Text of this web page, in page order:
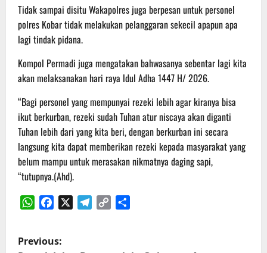
Tidak sampai disitu Wakapolres juga berpesan untuk personel
polres Kobar tidak melakukan pelanggaran sekecil apapun apa
lagi tindak pidana.
Kompol Permadi juga mengatakan bahwasanya sebentar lagi kita
akan melaksanakan hari raya ldul Adha 1447 H/ 2026.
“Bagi personel yang mempunyai rezeki lebih agar kiranya bisa
ikut berkurban, rezeki sudah Tuhan atur niscaya akan diganti
Tuhan lebih dari yang kita beri, dengan berkurban ini secara
langsung kita dapat memberikan rezeki kepada masyarakat yang
belum mampu untuk merasakan nikmatnya daging sapi,
“tutupnya.(Ahd).
P
Previous: